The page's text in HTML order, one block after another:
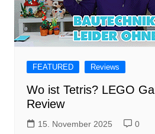
FEATURED Reviews
Wo ist Tetris? LEGO
Review
15. November 2025 0